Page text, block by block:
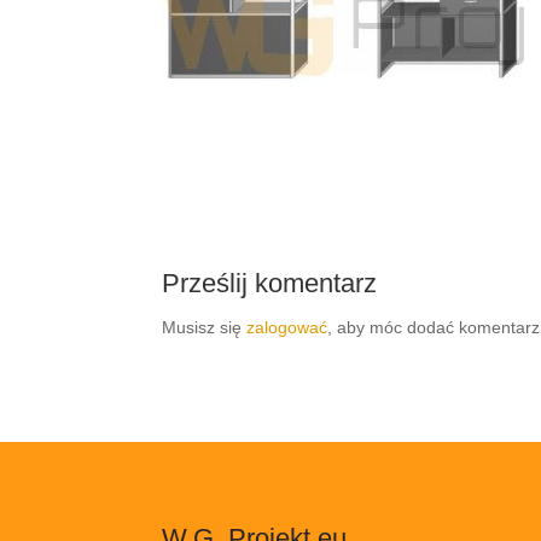
Prześlij komentarz
Musisz sięzalogować, aby móc dodać